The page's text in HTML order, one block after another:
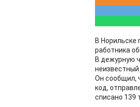
В Норильске
работника
В дежурную
Он сообщил,
код,
списано 139